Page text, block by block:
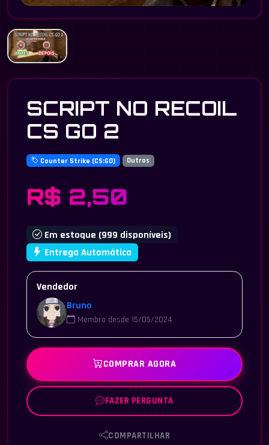
SCRIPT NO RECOIL
CS GO 2
Counter Strike (CS:GO) Outros
R$ 2,50
Em estoque (999 disponíveis)
Entrega Automática
Vendedor
Bruno
Membro desde 15/05/2024
COMPRAR AGORA
FAZER PERGUNTA
COMPARTILHAR